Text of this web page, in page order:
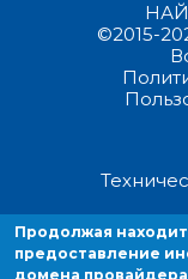
©2015-
Продолжая
предоставление
провайдера,
Продолжая
предоставление
домена